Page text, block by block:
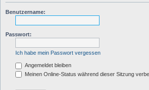
Benutzername:
Passwort:
Ich habe mein Passwort vergessen
Angemeldet bleiben
Meinen Online-Status während dieser Sitzung